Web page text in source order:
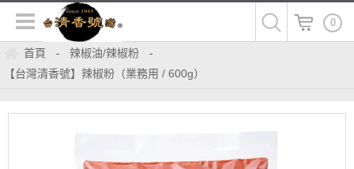
0
首頁 - 辣椒油/辣椒粉 -
【台灣清香號】辣椒粉（業務用 / 600g）